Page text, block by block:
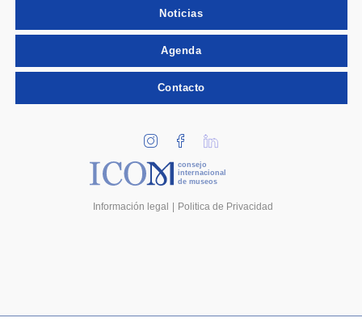
Noticias
Agenda
Contacto
consejo
internacional
de museos
Información legal Politica de Privacidad